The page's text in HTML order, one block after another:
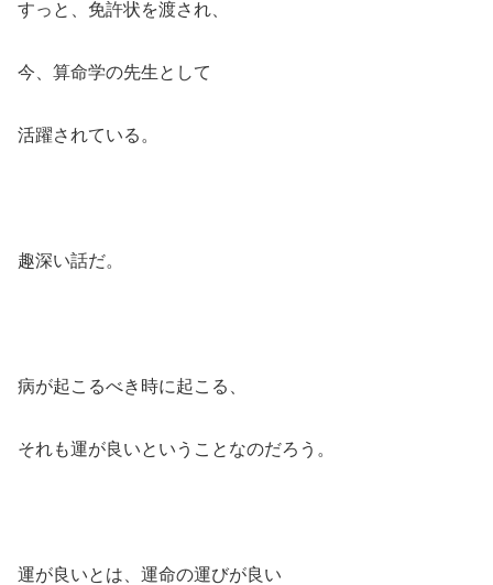
すっと、免許状を渡され、
今、算命学の先生として
活躍されている。
趣深い話だ。
病が起こるべき時に起こる、
それも運が良いということなのだろう。
運が良いとは、運命の運びが良い